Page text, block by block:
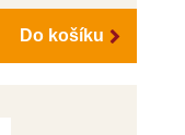
Do košíku